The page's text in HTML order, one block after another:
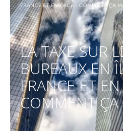
FRANCE ET EN PACA : COMMENT ÇA
LA TAXE SUR
BUREAUX EN
FRANCE ET
COMMENT ÇA